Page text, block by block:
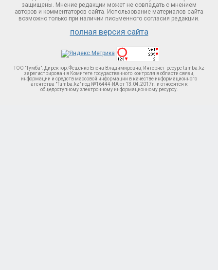
защищены. Мнение редакции может не совпадать с мнением
авторов и комментаторов сайта. Использование материалов сайта
возможно только при наличии письменного согласия редакции.
полная версия сайта
ТОО "Тумба". Директор: Фещенко Елена Владимировна, Интернет-ресурс tumba.kz
зарегистрирован в Комитете госудаственного контроля в области связи,
информации и средств массовой информации в качестве информационного
агентства "Tumba.kz" под №16444-ИА от 13.04.2017г. и относятся к
общедоступному электронному информационному ресурсу.